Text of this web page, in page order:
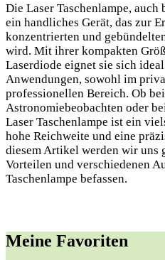
Die Laser Taschenlampe,
ein handliches Gerät, das zur
konzentrierten und
wird. Mit ihrer kompakten
Laserdiode eignet sie sich
Anwendungen, sowohl im
professionellen Bereich. Ob
Astronomiebeobachten oder
Laser Taschenlampe ist ein
hohe Reichweite und eine
diesem Artikel werden wir uns
Vorteilen und verschiedenen
Taschenlampe befassen.
Meine Favoriten